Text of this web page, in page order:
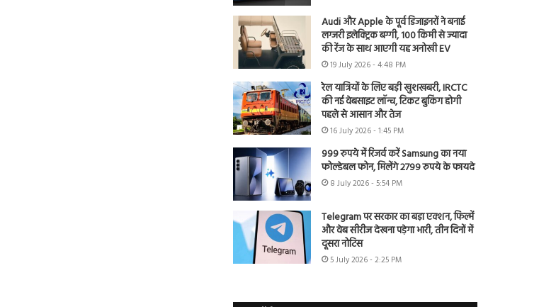
Audi और Apple के पूर्व डिजाइनरों ने बनाई
लग्जरी इलेक्ट्रिक बग्गी, 100 किमी से ज्यादा
की रेंज के साथ आएगी यह अनोखी EV
19 July 2026 - 4:48 PM
रेल यात्रियों के लिए बड़ी खुशखबरी, IRCTC
की नई वेबसाइट लॉन्च, टिकट बुकिंग होगी
पहले से आसान और तेज
16 July 2026 - 1:45 PM
999 रुपये में रिजर्व करें Samsung का नया
फोल्डेबल फोन, मिलेंगे 2799 रुपये के फायदे
8 July 2026 - 5:54 PM
Telegram पर सरकार का बड़ा एक्शन, फिल्में
और वेब सीरीज देखना पड़ेगा भारी, तीन दिनों में
दूसरा नोटिस
5 July 2026 - 2:25 PM